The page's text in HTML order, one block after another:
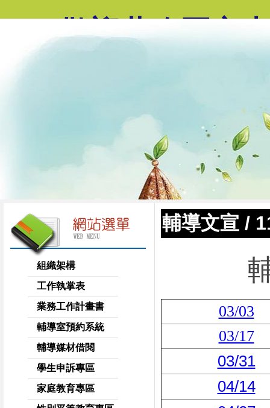
歡迎蒞臨國立
組織架構
工作執掌表
業務工作計畫書
輔導室預約系統
輔導媒材借閱
學生申訴專區
家庭教育專區
輔導文宣 /
輔
03/03
03/17
03/31
04/14